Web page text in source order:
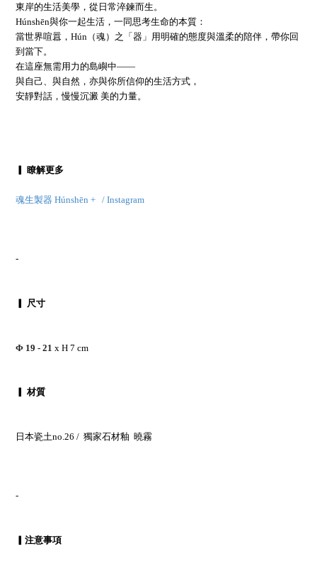
東岸的生活美學，從日常淬鍊而生。
Húnshēn與你一起生活，一同思考生命的本質：
當世界喧囂，Hún（魂）之「器」用明確的態度與溫柔的陪伴，帶你回
到當下。
在這座無需用力的島嶼中——
與自己、與自然，亦與你所信仰的生活方式，
安靜對話，慢慢沉澱 美的力量。
▎ 瞭解更多
魂生製器 Húnshēn + / Instagram
-
▎ 尺寸
Φ 19 - 21 x H 7 cm
▎ 材質
日本瓷土no.26 / 獨家石材釉 曉霧
-
▎注意事項